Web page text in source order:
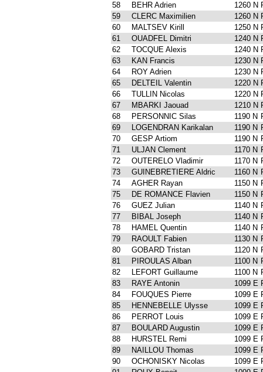
58
BEHR Adrien 1260 N
59
CLERC Maximilien 1260 N
60
MALTSEV Kirill 1250 N
61
OUADFEL Dimitri 1240 N
62
TOCQUE Alexis 1240 N
63
KAN Francis 1230 N
64
ROY Adrien 1230 N
65
DELTEIL Valentin 1220 N
66
TULLIN Nicolas 1220 N
67
MBARKI Jaouad 1210 N
68
PERSONNIC Silas 1190 N
69
LOGENDRAN Karikalan 1190 N
70
GESP Artiom 1190 N
71
ULJAN Clement 1170 N
72
OUTERELO Vladimir 1170 N
73
GUINEBRETIERE Aldric 1160 N
74
AGHER Rayan 1150 N
75
DE ROMANCE Flavien 1150 N
76
GUEZ Julian 1140 N
77
BIBAL Joseph 1140 N
78
HAMEL Quentin 1140 N
79
RAOULT Fabien 1130 N
80
GOBARD Tristan 1120 N
81
PIROULAS Alban 1100 N
82
LEFORT Guillaume 1100 N
83
RAYE Antonin 1099 E
84
FOUQUES Pierre 1099 E
85
HENNEBELLE Ulysse 1099 E
86
PERROT Louis 1099 E
87
BOULARD Augustin 1099 E
88
HURSTEL Remi 1099 E
89
NAILLOU Thomas 1099 E
90
OCHONISKY Nicolas 1099 E